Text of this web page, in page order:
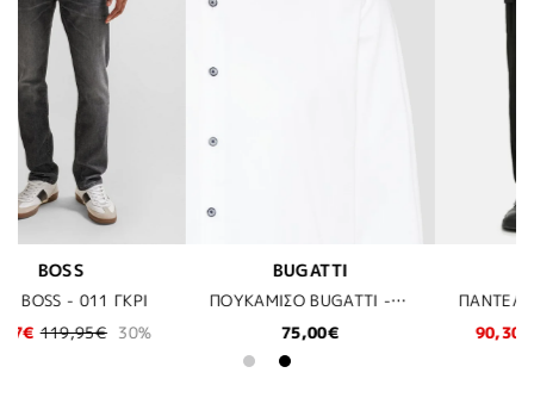
ΠΟΥΚΑΜΙΣΟ BUGATTI - 10 ΛΕΥΚΟ
ΠΑΝΤΕΛΟΝΙ LES DEUX - 100100 BLACK
90,30€
ΜΠΛΟΥΖΑ POLO BOSS - 053 ΓΚΡΙ
89,95€ 30%